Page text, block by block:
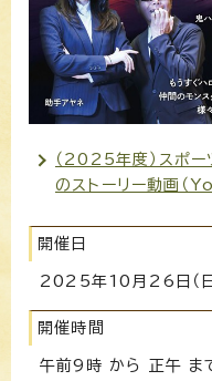
（2025年度）スポー
のストーリー動画
開催日
2025年10月26日（日
開催時間
午前9時 から 正午 ま